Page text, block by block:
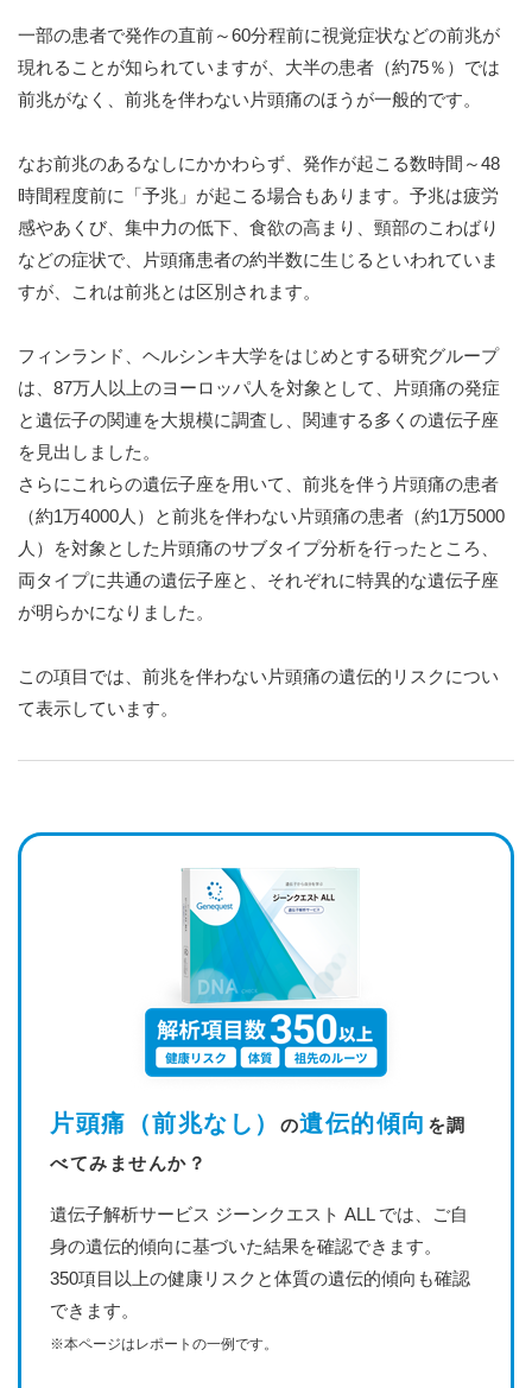
一部の患者で発作の直前～60分程前に視覚症状などの前兆が
現れることが知られていますが、大半の患者（約75％）では
前兆がなく、前兆を伴わない片頭痛のほうが一般的です。
なお前兆のあるなしにかかわらず、発作が起こる数時間～48
時間程度前に「予兆」が起こる場合もあります。予兆は疲労
感やあくび、集中力の低下、食欲の高まり、頸部のこわばり
などの症状で、片頭痛患者の約半数に生じるといわれていま
すが、これは前兆とは区別されます。
フィンランド、ヘルシンキ大学をはじめとする研究グループ
は、87万人以上のヨーロッパ人を対象として、片頭痛の発症
と遺伝子の関連を大規模に調査し、関連する多くの遺伝子座
を見出しました。
さらにこれらの遺伝子座を用いて、前兆を伴う片頭痛の患者
（約1万4000人）と前兆を伴わない片頭痛の患者（約1万5000
人）を対象とした片頭痛のサブタイプ分析を行ったところ、
両タイプに共通の遺伝子座と、それぞれに特異的な遺伝子座
が明らかになりました。
この項目では、前兆を伴わない片頭痛の遺伝的リスクについ
て表示しています。
片頭痛（前兆なし） の遺伝的傾向 を調
べてみませんか？
遺伝子解析サービス ジーンクエスト ALL では、ご自
身の遺伝的傾向に基づいた結果を確認できます。
350項目以上の健康リスクと体質の遺伝的傾向も確認
できます。
※本ページはレポートの一例です。